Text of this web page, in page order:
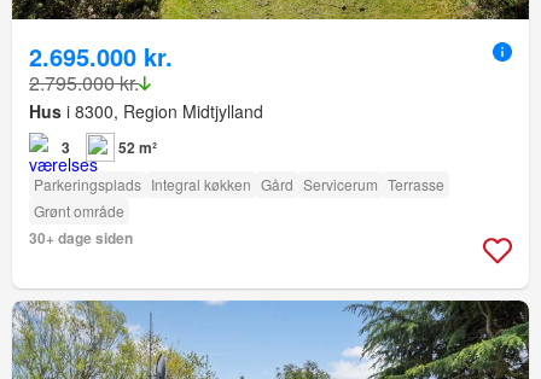
2.695.000 kr.
2.795.000 kr.
Hus i 8300, Region Midtjylland
3 52 m²
Parkeringsplads Integral køkken Gård Servicerum Terrasse
Grønt område
30+ dage siden